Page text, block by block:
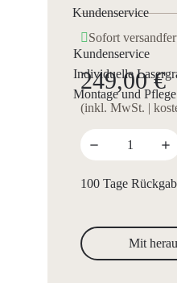
Kundenservice
Kundenservice
Individuelle
Montage und Pflege
Sofort
249,00 €
(inkl. MwSt. |
100 Tage